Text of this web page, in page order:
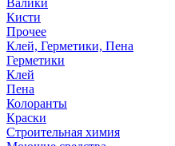
Валики
Кисти
Прочее
Клей, Герметики, Пена
Герметики
Клей
Пена
Колоранты
Краски
Строительная химия